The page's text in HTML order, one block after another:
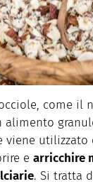
come il
alimento
viene
e arricchire
. Si tratta